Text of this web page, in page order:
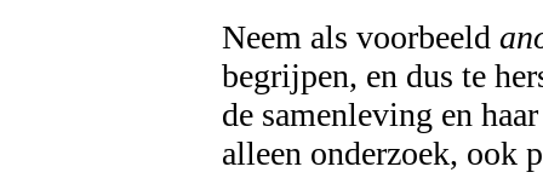
Neem als voorbeeld
begrijpen, en dus te
de samenleving en
alleen onderzoek, ook